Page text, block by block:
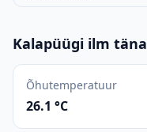
Kalapüügi ilm täna
Õhutemperatuur
26.1 °C